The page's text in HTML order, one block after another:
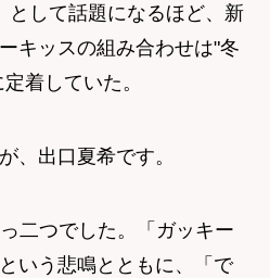
として話題になるほど、新
キッスの組み合わせは"冬
着していた。
、出口夏希です。
二つでした。「ガッキー
いう悲鳴とともに、「で